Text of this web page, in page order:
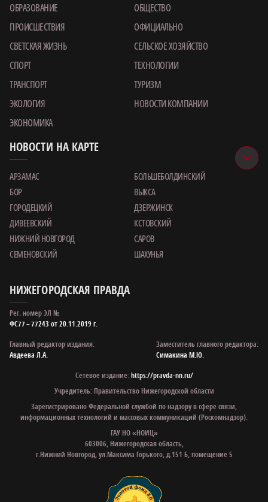
ОБРАЗОВАНИЕ
ОБЩЕСТВО
ПРОИСШЕСТВИЯ
ОФИЦИАЛЬНО
СВЕТСКАЯ ЖИЗНЬ
СЕЛЬСКОЕ ХОЗЯЙСТВО
СПОРТ
ТЕХНОЛОГИИ
ТРАНСПОРТ
ТУРИЗМ
ЭКОЛОГИЯ
НОВОСТИ КОМПАНИИ
ЭКОНОМИКА
НОВОСТИ НА КАРТЕ
АРЗАМАС
БОЛЬШЕБОЛДИНСКИЙ
БОР
ВЫКСА
ГОРОДЕЦКИЙ
ДЗЕРЖИНСК
ДИВЕЕВСКИЙ
КСТОВСКИЙ
НИЖНИЙ НОВГОРОД
САРОВ
СЕМЕНОВСКИЙ
ШАХУНЬЯ
НИЖЕГОРОДСКАЯ ПРАВДА
Рег. номер ЭЛ №
ФС77 – 77243 от 20.11.2019 г.
Главный редактор издания:
Авдеева Л.А.
Заместитель главного редактора:
Симакина М.Ю.
Сетевое издание:https://pravda-nn.ru/
Учредитель: Правительство Нижегородской области
Зарегистрировано Федеральной службой по надзору в сфере связи,
информационных технологий и массовых коммуникаций (Роскомнадзор).
ГАУ НО «НОИЦ»
603006, Нижегородская область,
г.Нижний Новгород, ул.Максима Горького, д.151 Б, помещение 5